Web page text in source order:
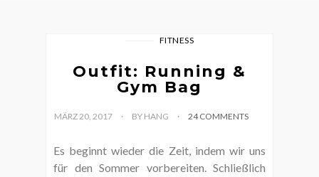
FITNESS
Outfit: Running &
Gym Bag
MÄRZ 20, 2017 BY HANG 24 COMMENTS
Es beginnt wieder die Zeit, indem wir uns
für den Sommer vorbereiten. Schließlich